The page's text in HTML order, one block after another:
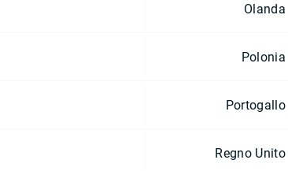
Olanda
Polonia
Portogallo
Regno Unito